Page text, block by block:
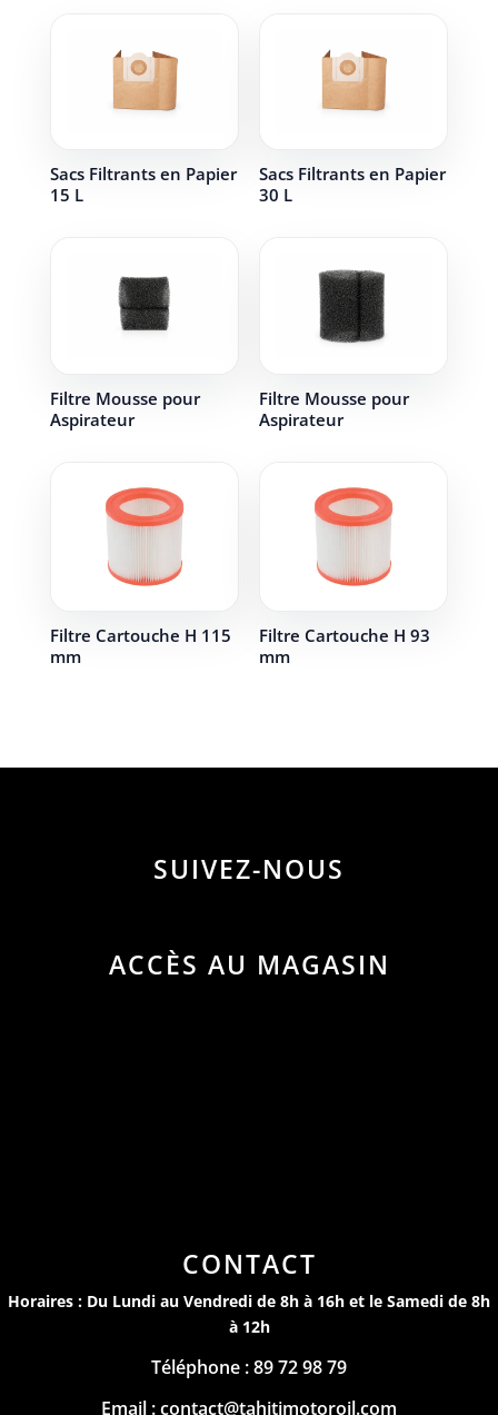
Sacs Filtrants en Papier
15 L
Sacs Filtrants en Papier
30 L
Filtre Mousse pour
Aspirateur
Filtre Mousse pour
Aspirateur
Filtre Cartouche H 115
mm
Filtre Cartouche H 93
mm
SUIVEZ-NOUS
ACCÈS AU MAGASIN
CONTACT
Horaires : Du Lundi au Vendredi de 8h à 16h et le Samedi de 8h
à 12h
Téléphone : 89 72 98 79
Email : contact@tahitimotoroil.com